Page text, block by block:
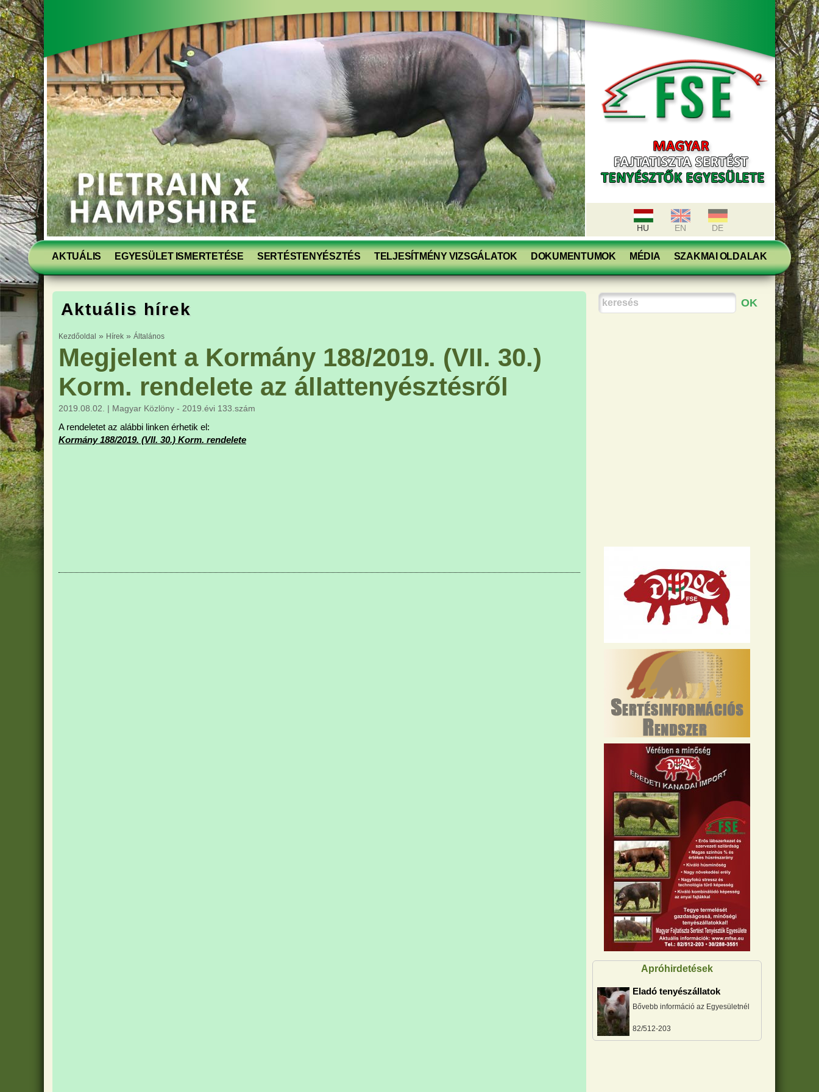
HU EN DE
AKTUÁLIS
HÍREK
TÁMOGATÁSOK
EGYESÜLET ISMERTETÉSE
EGYESÜLET FELADATA ÉS CÉLJAI
ALAPSZABÁLY
TERÜLETI TÖRZSKÖNYVEZŐK
TENYÉSZÁLLAT FORGALMAZÁS
SERTÉSTENYÉSZTÉS
FAJTAISMERTETÉS
TELJESÍTMÉNY VIZSGÁLATOK
BLUP rangsor
DOKUMENTUMOK
JOGSZABÁLYOK, RENDELETEK
MÉDIA
VIDEÓK
SZAKMAI OLDALAK
Aktuális hírek
Kezdőoldal » Hírek » Általános
Megjelent a Kormány 188/2019. (VII. 30.)
Korm. rendelete az állattenyésztésről
2019.08.02. | Magyar Közlöny - 2019.évi 133.szám
A rendeletet az alábbi linken érhetik el:
Kormány 188/2019. (VII. 30.) Korm. rendelete
Apróhirdetések
Eladó tenyészállatok
Bővebb információ az Egyesületnél
82/512-203